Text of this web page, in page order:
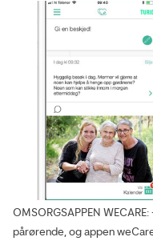
OMSORGSAPPEN
pårørende, og appen